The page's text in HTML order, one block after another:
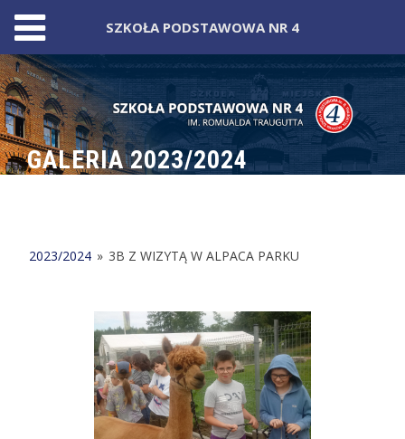
Skip
to
content
GALERIA 2023/2024
2023/2024 » 3B Z WIZYTĄ W ALPACA PARKU
SZKOŁA PODSTAWOWA NR 4